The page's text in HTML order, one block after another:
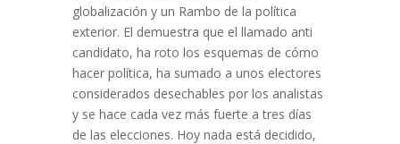
globalización y un Rambo de la política
exterior. El demuestra que el llamado anti
candidato, ha roto los esquemas de cómo
hacer política, ha sumado a unos electores
considerados desechables por los analistas
y se hace cada vez más fuerte a tres días
de las elecciones. Hoy nada está decidido,